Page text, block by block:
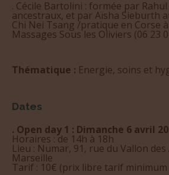
. Cécile Bartolini : formée par
ancestraux, et par Aïsha Sieburth
Chi Nei Tsang /pratique en Corse à
Massages Sous les Oliviers (06 23
Thématique : Energie, soins et
Dates
. Open day 1 : Dimanche 6 avril
Horaires : de 14h à 18h
Lieu : Numar, 91, rue du Vallon
Marseille
Tarif : 10€ (prix libre tarif minimum